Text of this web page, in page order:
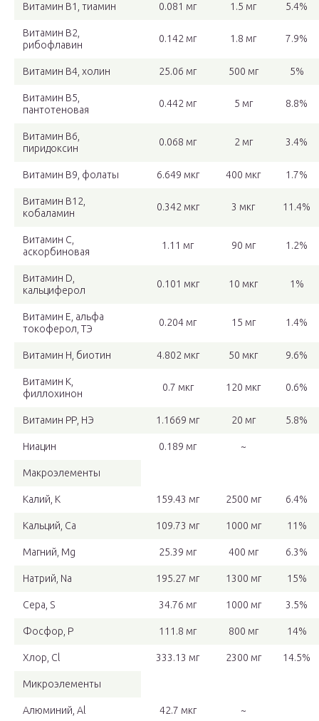
Витамин В1, тиамин 0.081 мг 1.5 мг 5.4%
Витамин В2,
рибофлавин
0.142 мг 1.8 мг 7.9%
Витамин В4, холин 25.06 мг 500 мг 5%
Витамин В5,
пантотеновая
0.442 мг 5 мг 8.8%
Витамин В6,
пиридоксин
0.068 мг 2 мг 3.4%
Витамин В9, фолаты 6.649 мкг 400 мкг 1.7%
Витамин В12,
кобаламин
0.342 мкг 3 мкг 11.4%
Витамин C,
аскорбиновая
1.11 мг 90 мг 1.2%
Витамин D,
кальциферол
0.101 мкг 10 мкг 1%
Витамин Е, альфа
токоферол, ТЭ
0.204 мг 15 мг 1.4%
Витамин Н, биотин 4.802 мкг 50 мкг 9.6%
Витамин К,
филлохинон
0.7 мкг 120 мкг 0.6%
Витамин РР, НЭ 1.1669 мг 20 мг 5.8%
Ниацин 0.189 мг ~
Макроэлементы
Калий, K 159.43 мг 2500 мг 6.4%
Кальций, Ca 109.73 мг 1000 мг 11%
Магний, Mg 25.39 мг 400 мг 6.3%
Натрий, Na 195.27 мг 1300 мг 15%
Сера, S 34.76 мг 1000 мг 3.5%
Фосфор, P 111.8 мг 800 мг 14%
Хлор, Cl 333.13 мг 2300 мг 14.5%
Микроэлементы
Алюминий, Al 42.7 мкг ~